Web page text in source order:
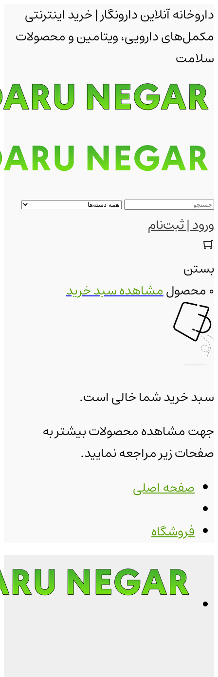
داروخانه آنلاین دارونگار | خرید اینترنتی
مکمل‌های دارویی، ویتامین و محصولات
سلامت
ورود | ثبت‌نام
بستن
0 محصول
مشاهده سبد خرید
سبد خرید شما خالی است.
جهت مشاهده محصولات بیشتر به
صفحات زیر مراجعه نمایید.
صفحه اصلی
فروشگاه